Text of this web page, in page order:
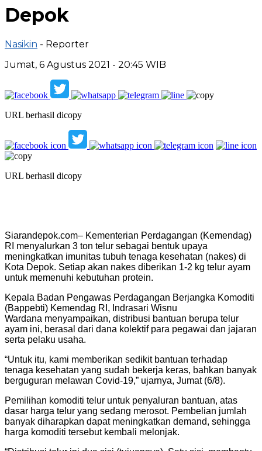
Depok
Nasikin - Reporter
Jumat, 6 Agustus 2021 - 20:45 WIB
URL berhasil dicopy
URL berhasil dicopy
Siarandepok.com– Kementerian Perdagangan (Kemendag)
RI menyalurkan 3 ton telur sebagai bentuk upaya
meningkatkan imunitas tubuh tenaga kesehatan (nakes) di
Kota Depok. Setiap akan nakes diberikan 1-2 kg telur ayam
untuk memenuhi kebutuhan protein.
Kepala Badan Pengawas Perdagangan Berjangka Komoditi
(Bappebti) Kemendag RI, Indrasari Wisnu
Wardana menyampaikan, distribusi bantuan berupa telur
ayam ini, berasal dari dana kolektif para pegawai dan jajaran
serta pelaku usaha.
“Untuk itu, kami memberikan sedikit bantuan terhadap
tenaga kesehatan yang sudah bekerja keras, bahkan banyak
berguguran melawan Covid-19,” ujarnya, Jumat (6/8).
Pemilihan komoditi telur untuk penyaluran bantuan, atas
dasar harga telur yang sedang merosot. Pembelian jumlah
banyak diharapkan dapat meningkatkan demand, sehingga
harga komoditi tersebut kembali melonjak.